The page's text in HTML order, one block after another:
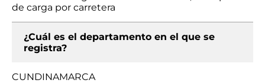
de carga por carretera
¿Cuál es el departamento en el que se
registra?
CUNDINAMARCA